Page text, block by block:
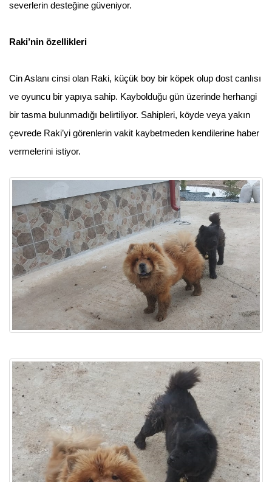
severlerin desteğine güveniyor.
Raki’nin özellikleri
Cin Aslanı cinsi olan Raki, küçük boy bir köpek olup dost canlısı
ve oyuncu bir yapıya sahip. Kaybolduğu gün üzerinde herhangi
bir tasma bulunmadığı belirtiliyor. Sahipleri, köyde veya yakın
çevrede Raki’yi görenlerin vakit kaybetmeden kendilerine haber
vermelerini istiyor.